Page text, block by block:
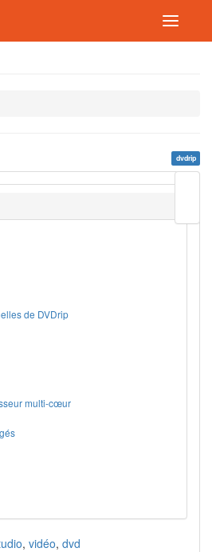
dvdrip
page
de DVDrip
multi-cœur
, vidéo, dvd